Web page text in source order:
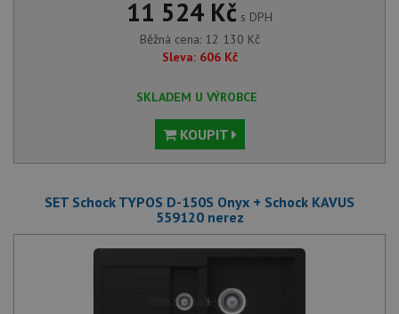
11 524 Kč s DPH
Běžná cena: 12 130 Kč
Sleva: 606 Kč
SKLADEM U VÝROBCE
KOUPIT
SET Schock TYPOS D-150S Onyx + Schock KAVUS
559120 nerez